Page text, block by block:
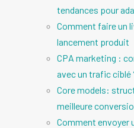
tendances pour
Comment faire un
lancement produit
CPA marketing :
avec un trafic ciblé
Core models:
meilleure
Comment envoyer